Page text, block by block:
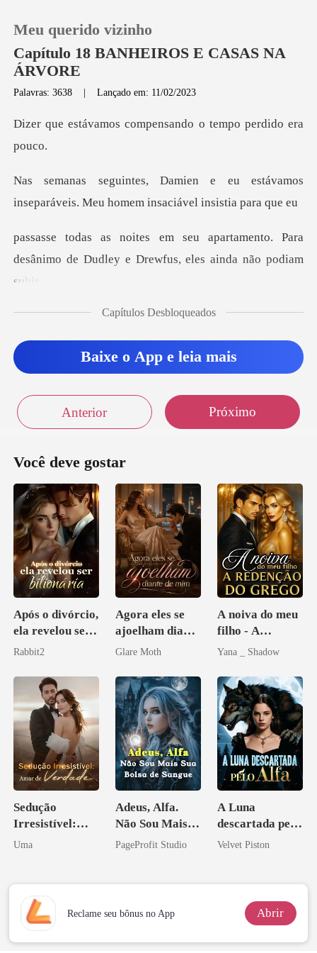
Loja
Histórico
Meu querido vizinho
Capítulo 18 BANHEIROS E CASAS NA
ÁRVORE
Palavras: 3638 |Lançado em: 11/02/2023
compensando o temp
u estávamos
inseparáveis. Meu hom
rtamento. Para
desânimo de Dudley e
eu era uma presen
eu aind
Capítulos Desbloqueados
Baixe o App e leia mais
Anterior Próximo
Você deve gostar
Após o divórcio,
ela revelou ser
bilionária
Rabbit2
Agora eles se
ajoelham diante
de mim
Glare Moth
A noiva do meu
filho - A
Redenção do
Yana _ Shadow
Sedução
Irresistível:
Amar de
Uma
Adeus, Alfa.
Não Sou Mais
Sua Bolsa de
PageProfit Studio
A Luna
descartada pelo
Alfa
Velvet Piston
Reclame seu bônus no App Abrir